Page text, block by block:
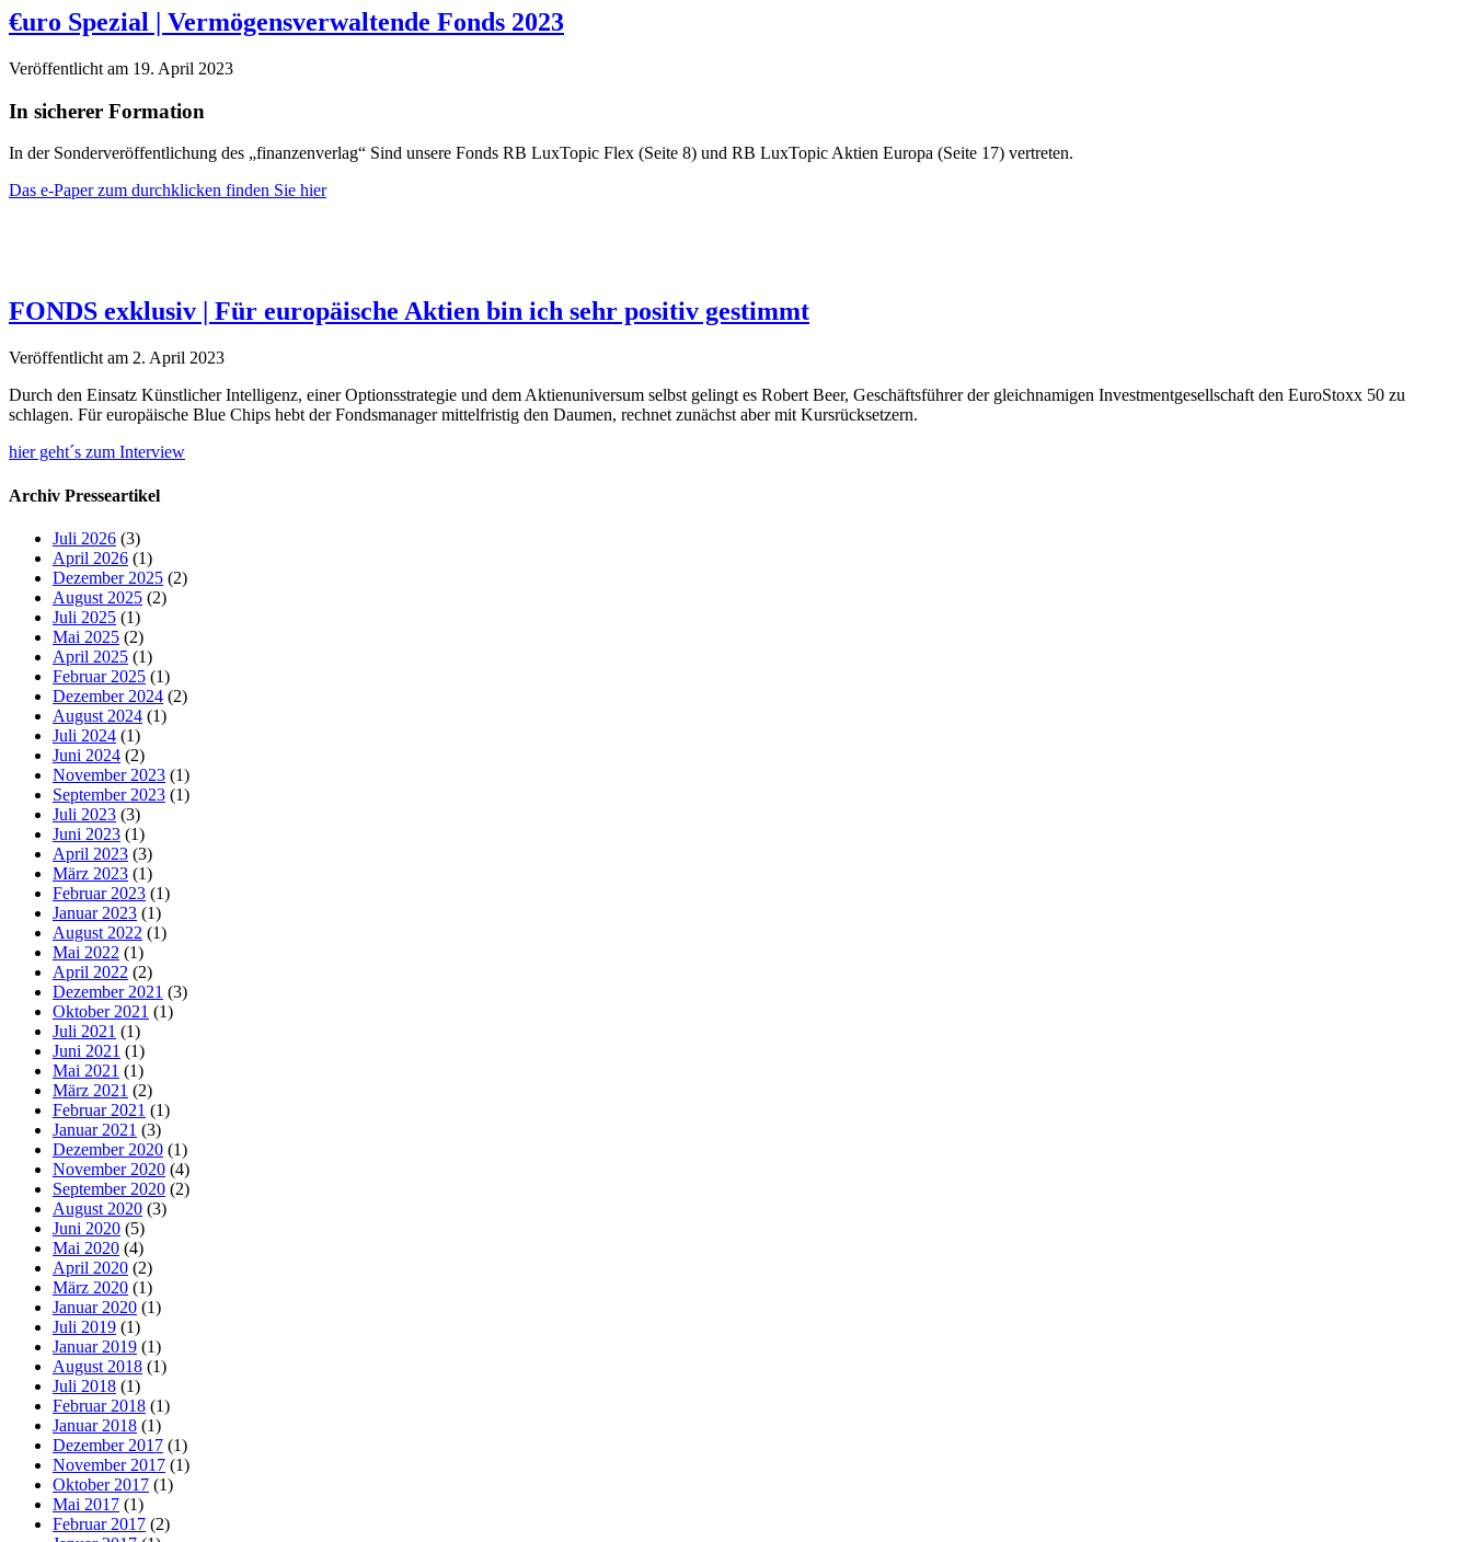
€uro Spezial | Vermögensverwaltende Fonds 2023
Veröffentlicht am 19. April 2023
In sicherer Formation
In der Sonderveröffentlichung des „finanzenverlag“ Sind unsere Fonds RB LuxTopic Flex (Seite 8) und RB LuxTopic Aktien Europa (Seite 17) vertreten.
Das e-Paper zum durchklicken finden Sie hier
FONDS exklusiv | Für europäische Aktien bin ich sehr positiv gestimmt
Veröffentlicht am 2. April 2023
Durch den Einsatz Künstlicher Intelligenz, einer Optionsstrategie und dem Aktienuniversum selbst gelingt es Robert Beer, Geschäftsführer der gleichnamigen Investmentgesellschaft den EuroStoxx 50 zu
schlagen. Für europäische Blue Chips hebt der Fondsmanager mittelfristig den Daumen, rechnet zunächst aber mit Kursrücksetzern.
hier geht´s zum Interview
Archiv Presseartikel
Juli 2026 (3)
April 2026 (1)
Dezember 2025 (2)
August 2025 (2)
Juli 2025 (1)
Mai 2025 (2)
April 2025 (1)
Februar 2025 (1)
Dezember 2024 (2)
August 2024 (1)
Juli 2024 (1)
Juni 2024 (2)
November 2023 (1)
September 2023 (1)
Juli 2023 (3)
Juni 2023 (1)
April 2023 (3)
März 2023 (1)
Februar 2023 (1)
Januar 2023 (1)
August 2022 (1)
Mai 2022 (1)
April 2022 (2)
Dezember 2021 (3)
Oktober 2021 (1)
Juli 2021 (1)
Juni 2021 (1)
Mai 2021 (1)
März 2021 (2)
Februar 2021 (1)
Januar 2021 (3)
Dezember 2020 (1)
November 2020 (4)
September 2020 (2)
August 2020 (3)
Juni 2020 (5)
Mai 2020 (4)
April 2020 (2)
März 2020 (1)
Januar 2020 (1)
Juli 2019 (1)
Januar 2019 (1)
August 2018 (1)
Juli 2018 (1)
Februar 2018 (1)
Januar 2018 (1)
Dezember 2017 (1)
November 2017 (1)
Oktober 2017 (1)
Mai 2017 (1)
Februar 2017 (2)